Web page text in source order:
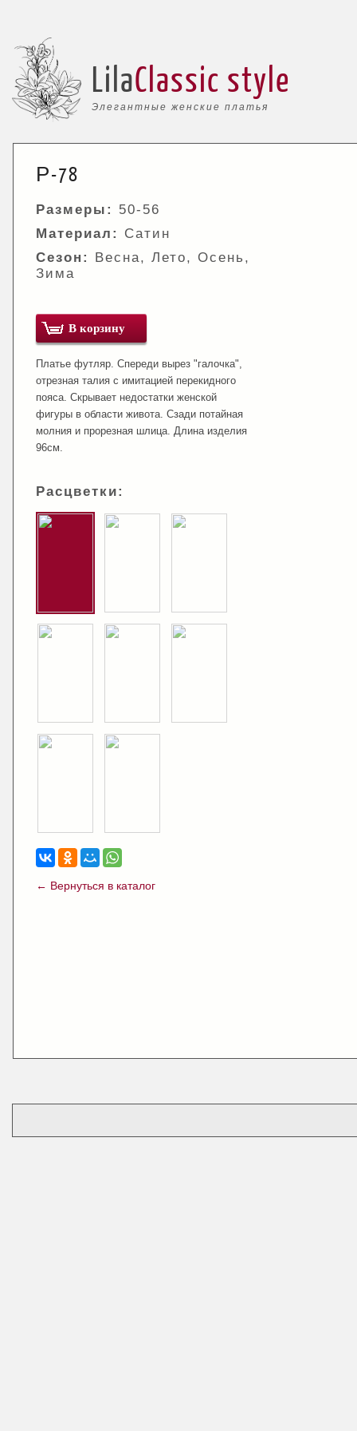
Элегантные женские платья
LilaClassic style
Р-78
Размеры:
50-56
Материал:
Сатин
Сезон:
Весна, Лето, Осень,
Зима
В корзину
Платье футляр. Спереди вырез "галочка",
отрезная талия с имитацией перекидного
пояса. Скрывает недостатки женской
фигуры в области живота. Сзади потайная
молния и прорезная шлица. Длина изделия
96см.
Расцветки:
← Вернуться в каталог